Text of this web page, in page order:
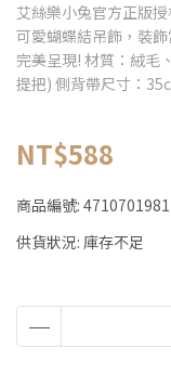
艾絲樂小兔官方正版
可愛蝴蝶結吊飾，裝
完美呈現! 材質：絨毛
提把) 側背帶尺寸：
NT$588
商品編號:
供貨狀況: 庫存不足